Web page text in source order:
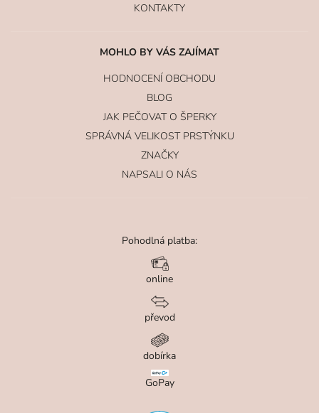
KONTAKTY
MOHLO BY VÁS ZAJÍMAT
HODNOCENÍ OBCHODU
BLOG
JAK PEČOVAT O ŠPERKY
SPRÁVNÁ VELIKOST PRSTÝNKU
ZNAČKY
NAPSALI O NÁS
Pohodlná platba:
online
převod
dobírka
GoPay